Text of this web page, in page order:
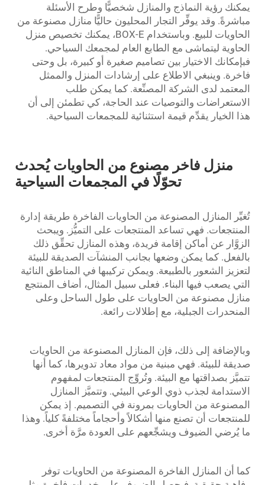
يمكنك رؤية النماذج والمنازل شخصيًّا وطرح الأسئلة
مباشرةً. وقد يوفِّر التجار المحليون حاليًّا منازل مصنوعة من
الحاويات للبيع. وباستخدام BOX-E، يمكنك تخصيص منزل
الحاوية ليتماشى مع الطابع العام لمجمعك السياحي.
فبإمكانك الاختيار بين تصاميم صغيرة أو كبيرة، بل وحتى
فاخرة. وينبغي الاطلاع على إرشادات المنزل والممثل
المعتمد لدى الشركة المصنِّعة. كما يمكن طلب
الاستعراضات والتوصيات عند الحاجة، كي تطمئن إلى أن
هذا الخيار يقدِّم قيمة استثنائية للمجمعات السياحية.
منزل فاخر مصنوع من الحاويات يُحدث
تحوّلًا في المجمعات السياحية
تُغيِّر المنازل المصنوعة من الحاويات الفاخرة طريقة إدارة
المنتجعات. فهي تساعد المنتجعات على التميُّز. ويبحث
الزوَّار عن أماكن إقامة فريدة، وهذه المنازل تحقِّق ذلك
بالفعل. كما يمكن وضعها بجانب المنشآت الصديقة للبيئة
لتعزيز الشعور بالطبيعة. ويمكن تركيبها في المناطق النائية
التي يصعب فيها البناء. فعلى سبيل المثال، أضاف المنتجع
منازل مصنوعة من الحاويات على طول الساحل وعلى
المنحدرات الجبلية، مع إطلالات رائعة.
وبالإضافة إلى ذلك، فإن المنازل المصنوعة من الحاويات
صديقة للبيئة. فهي مبنية من مواد معاد تدويرها، كما أنها
تتميَّز بصداقتها مع البيئة. وتُروِّج المنتجعات لمفهوم
الاستدامة لجذب ذوي الوعي البيئي. وتتميَّز المنازل
المصنوعة من الحاويات بمرونة في التصميم. إذ يمكن
للمنتجعات أن تصنع منها أشكالاً وأحجاماً مختلفةً كلياً. وهذا
ما يُرضي الضيوف ويشجِّعهم على العودة مرَّة أخرى.
كما أن المنازل الفاخرة المصنوعة من الحاويات توفر